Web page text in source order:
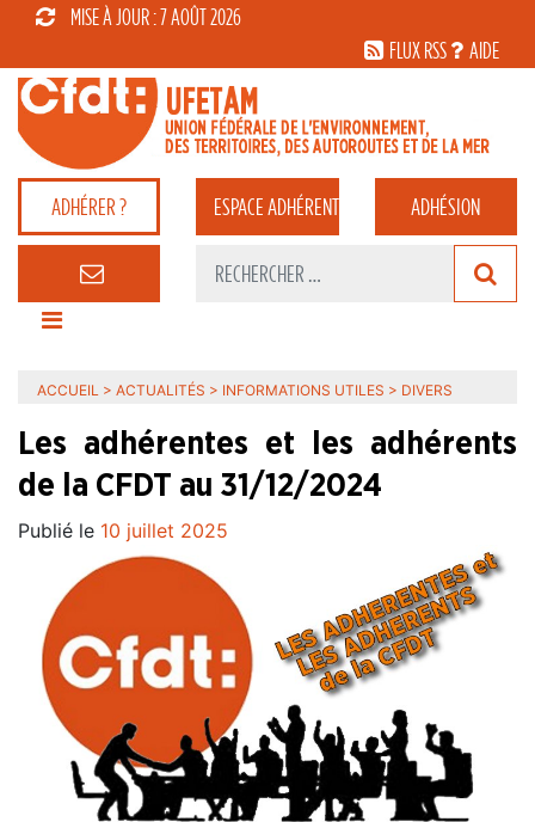
MISE À JOUR : 7 AOÛT 2026
FLUX RSS
AIDE
ADHÉRER ? ESPACEADHÉRENT ADHÉSION
ACCUEIL > ACTUALITÉS > INFORMATIONS UTILES > DIVERS
Les adhérentes et les adhérents
de la CFDT au 31/12/2024
Publié le 10 juillet 2025